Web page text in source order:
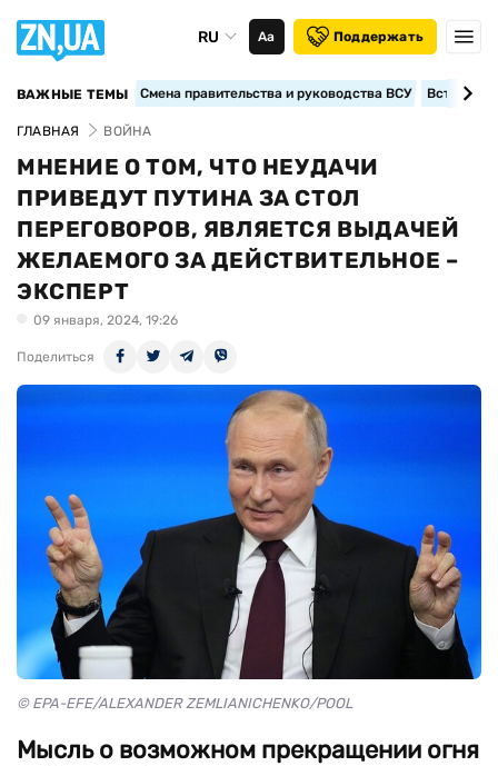
RU Аа Поддержать
ВАЖНЫЕ ТЕМЫ Смена правительства и руководства ВСУ
ГЛАВНАЯ ВОЙНА
МНЕНИЕ О ТОМ, ЧТО НЕУДАЧИ
ПРИВЕДУТ ПУТИНА ЗА СТОЛ
ПЕРЕГОВОРОВ, ЯВЛЯЕТСЯ ВЫДАЧЕЙ
ЖЕЛАЕМОГО ЗА ДЕЙСТВИТЕЛЬНОЕ –
ЭКСПЕРТ
09 января, 2024, 19:26
Поделиться
© EPA-EFE/ALEXANDER ZEMLIANICHENKO/POOL
Мысль о возможном прекращении огня